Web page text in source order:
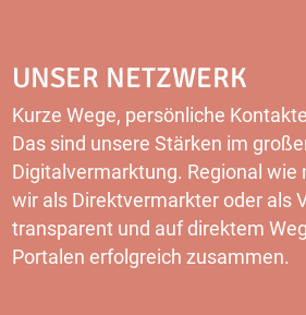
UNSER NETZWERK
Kurze Wege, persönliche
Das sind unsere Stärken im
Digitalvermarktung. Regional wie
wir als Direktvermarkter oder als
transparent und auf direktem
Portalen erfolgreich zusammen.